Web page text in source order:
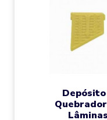
Lâminas